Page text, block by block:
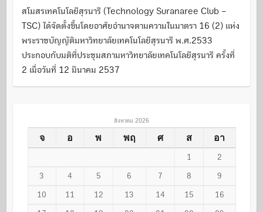
สโมสรเทคโนโลยีสุรนารี (Technology Suranaree Club –
TSC) ได้จัดตั้งขึ้นโดยอาศัยอำนาจตามความในมาตรา 16 (2) แห่ง
พระราชบัญญัติมหาวิทยาลัยเทคโนโลยีสุรนารี พ.ศ.2533
ประกอบกับมติที่ประชุมสภามหาวิทยาลัยเทคโนโลยีสุรนารี ครั้งที่
2 เมื่อวันที่ 12 มีนาคม 2537
สิงหาคม 2026
จ อ พ พฤ ศ ส อา
1 2
3 4 5 6 7 8 9
10 11 12 13 14 15 16